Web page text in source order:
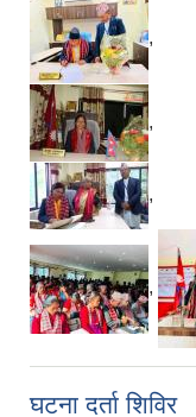
,
,
,
,
घटना दर्ता शिविर